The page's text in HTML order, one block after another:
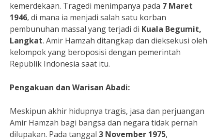
kemerdekaan. Tragedi menimpanya pada 7 Maret
1946, di mana ia menjadi salah satu korban
pembunuhan massal yang terjadi di Kuala Begumit,
Langkat. Amir Hamzah ditangkap dan dieksekusi oleh
kelompok yang beroposisi dengan pemerintah
Republik Indonesia saat itu.
Pengakuan dan Warisan Abadi:
Meskipun akhir hidupnya tragis, jasa dan perjuangan
Amir Hamzah bagi bangsa dan negara tidak pernah
dilupakan. Pada tanggal 3 November 1975,